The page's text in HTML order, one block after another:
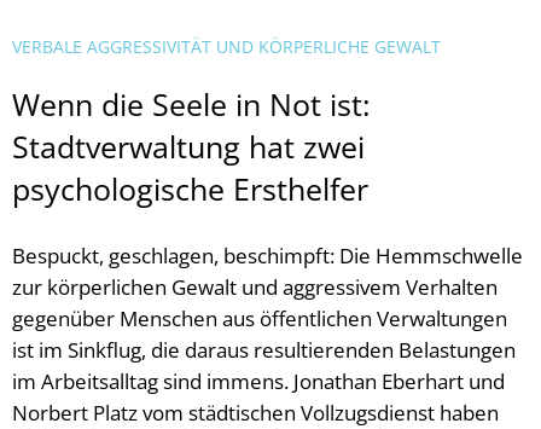
VERBALE AGGRESSIVITÄT UND KÖRPERLICHE GEWALT
Wenn die Seele in Not ist:
Stadtverwaltung hat zwei
psychologische Ersthelfer
Bespuckt, geschlagen, beschimpft: Die Hemmschwelle
zur körperlichen Gewalt und aggressivem Verhalten
gegenüber Menschen aus öffentlichen Verwaltungen
ist im Sinkflug, die daraus resultierenden Belastungen
im Arbeitsalltag sind immens. Jonathan Eberhart und
Norbert Platz vom städtischen Vollzugsdienst haben